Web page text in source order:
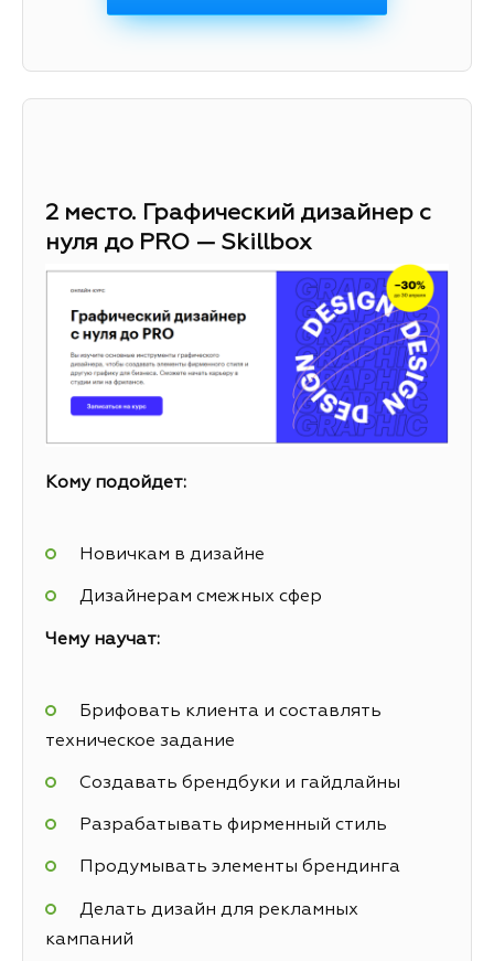
2 место. Графический дизайнер с
нуля до PRO — Skillbox
Кому подойдет:
Новичкам в дизайне
Дизайнерам смежных сфер
Чему научат:
Брифовать клиента и составлять
техническое задание
Создавать брендбуки и гайдлайны
Разрабатывать фирменный стиль
Продумывать элементы брендинга
Делать дизайн для рекламных
кампаний